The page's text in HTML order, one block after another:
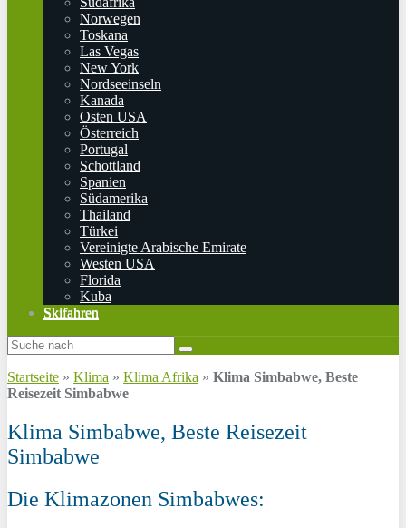
Norwegen
Toskana
Las Vegas
New York
Nordseeinseln
Kanada
Osten USA
Österreich
Portugal
Schottland
Spanien
Südamerika
Thailand
Türkei
Vereinigte Arabische Emirate
Westen USA
Florida
Kuba
Skifahren
Startseite » Klima » Klima Afrika » Klima Simbabwe, Beste
Reisezeit Simbabwe
Klima Simbabwe, Beste Reisezeit
Simbabwe
Die Klimazonen Simbabwes: